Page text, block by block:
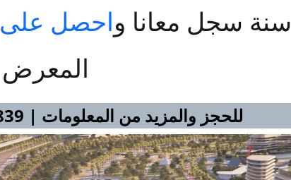
سنة سجل معانا واحصل على
المعرض
للحجز والمزيد من المعلومات | 19839 – 01210001171